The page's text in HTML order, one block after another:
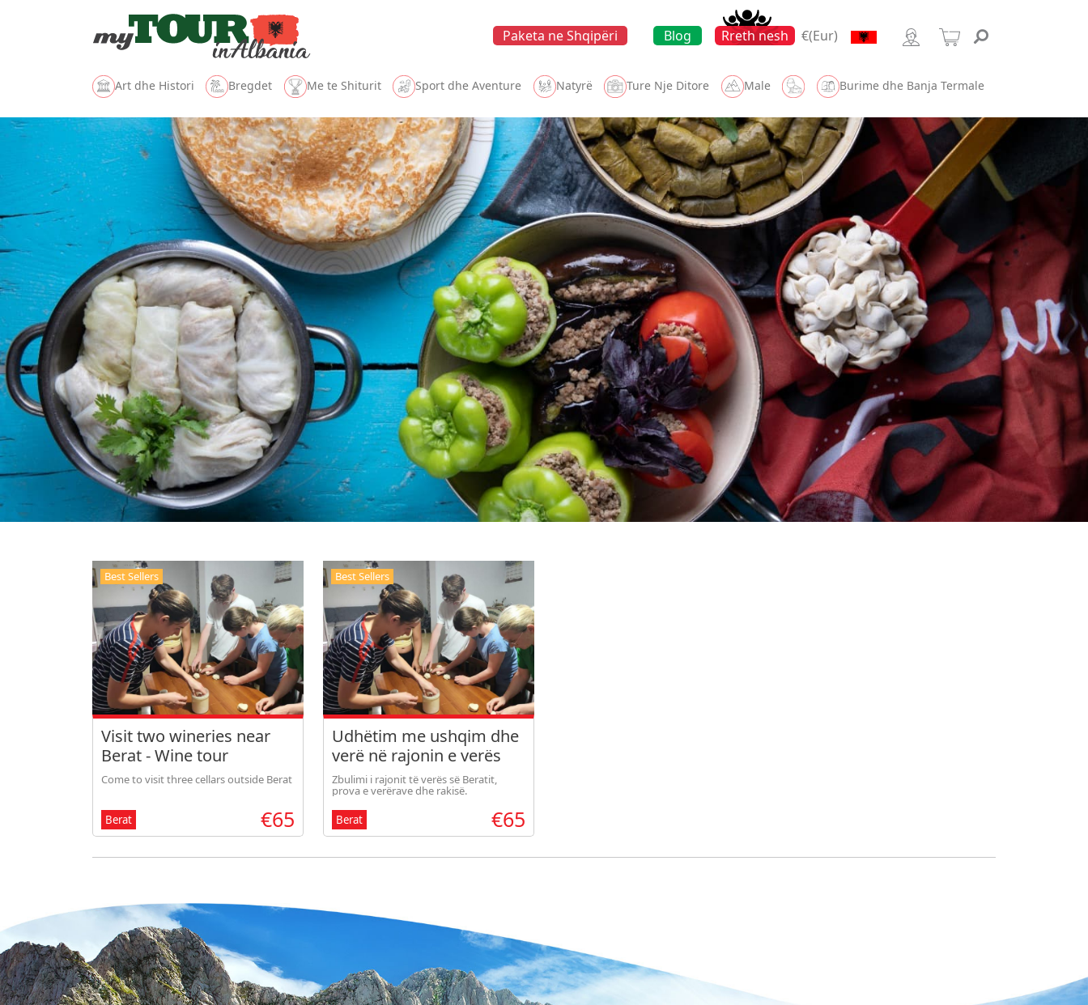
Paketa ne Shqipëri Blog Rreth nesh €(Eur)
Art dhe Histori Bregdet Me te Shiturit Sport dhe Aventure Natyrë Ture Nje Ditore Male Burime dhe Banja Termale
Best Sellers
Visit two wineries near
Berat - Wine tour
Come to visit three cellars outside Berat
Berat €65
Best Sellers
Udhëtim me ushqim dhe
verë në rajonin e verës
Berat me vizitë në 3
punishte vere dhe drekë
Zbulimi i rajonit të verës së Beratit,
prova e verërave dhe rakisë.
Berat
€65